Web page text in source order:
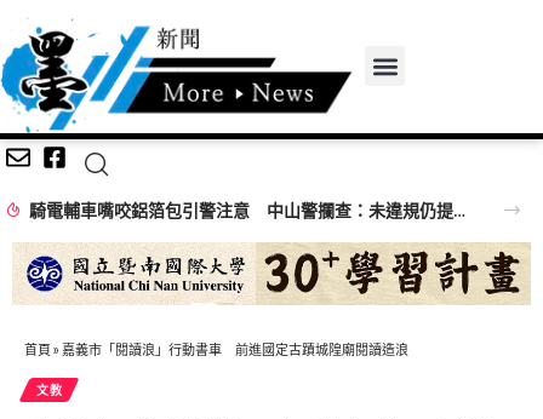
騎電輔車嘴咬鋁箔包引警注意 中山警攔查：未違規仍提醒專心騎乘
首頁 » 嘉義市「閱讀浪」行動書車 前進國定古蹟城隍廟閱讀造浪
文教